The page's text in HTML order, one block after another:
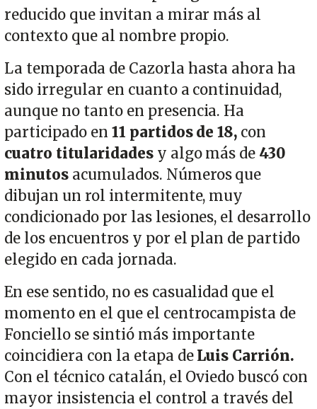
reducido que invitan a mirar más al
contexto que al nombre propio.
La temporada de Cazorla hasta ahora ha
sido irregular en cuanto a continuidad,
aunque no tanto en presencia. Ha
participado en 11 partidos de 18, con
cuatro titularidadesy algo más de 430
minutos acumulados. Números que
dibujan un rol intermitente, muy
condicionado por las lesiones, el desarrollo
de los encuentros y por el plan de partido
elegido en cada jornada.
En ese sentido, no es casualidad que el
momento en el que el centrocampista de
Fonciello se sintió más importante
coincidiera con la etapa deLuis Carrión.
Con el técnico catalán, el Oviedo buscó con
mayor insistencia el control a través del